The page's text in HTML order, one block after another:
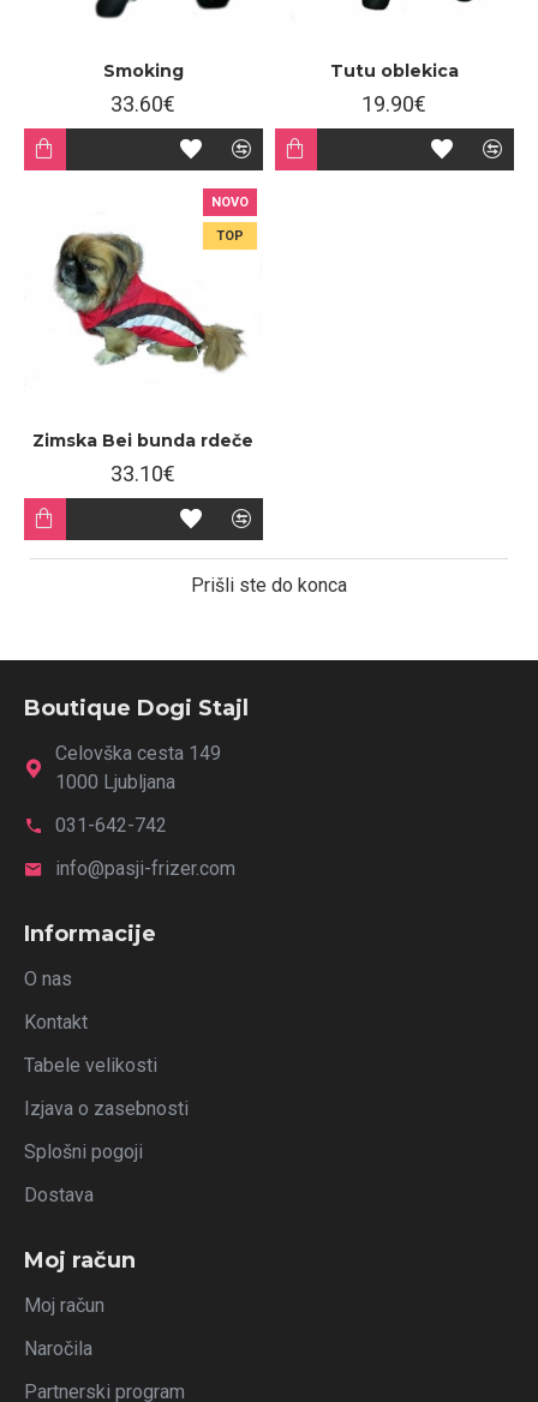
Smoking
33.60€
Tutu oblekica
19.90€
NOVO
TOP
Zimska Bei bunda rdeče
33.10€
Prišli ste do konca
Boutique Dogi Stajl
Celovška cesta 149
1000 Ljubljana
031-642-742
info@pasji-frizer.com
Informacije
O nas
Kontakt
Tabele velikosti
Izjava o zasebnosti
Splošni pogoji
Dostava
Moj račun
Moj račun
Naročila
Partnerski program